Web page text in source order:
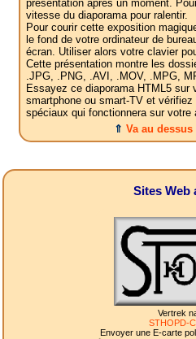
présentation après un moment.
vitesse du diaporama pour ralentir.
Pour courir cette exposition
le fond de votre ordinateur de
écran. Utiliser alors votre clavier
Cette présentation montre les
.JPG, .PNG, .AVI, .MOV, .MPG,
Essayez ce diaporama HTML5 sur
smartphone ou smart-TV et
spéciaux qui fonctionnera sur votre
⇑ Va au dessus
Sites Web
Vertrek
STHOPD-
Envoyer une E-carte